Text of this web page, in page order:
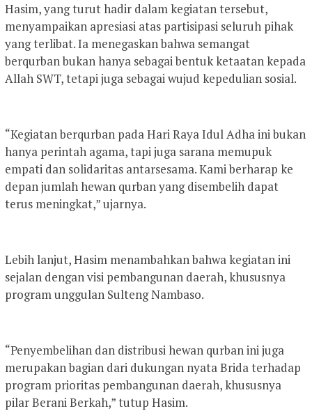
Hasim, yang turut hadir dalam kegiatan tersebut,
menyampaikan apresiasi atas partisipasi seluruh pihak
yang terlibat. Ia menegaskan bahwa semangat
berqurban bukan hanya sebagai bentuk ketaatan kepada
Allah SWT, tetapi juga sebagai wujud kepedulian sosial.
“Kegiatan berqurban pada Hari Raya Idul Adha ini bukan
hanya perintah agama, tapi juga sarana memupuk
empati dan solidaritas antarsesama. Kami berharap ke
depan jumlah hewan qurban yang disembelih dapat
terus meningkat,” ujarnya.
Lebih lanjut, Hasim menambahkan bahwa kegiatan ini
sejalan dengan visi pembangunan daerah, khususnya
program unggulan Sulteng Nambaso.
“Penyembelihan dan distribusi hewan qurban ini juga
merupakan bagian dari dukungan nyata Brida terhadap
program prioritas pembangunan daerah, khususnya
pilar Berani Berkah,” tutup Hasim.